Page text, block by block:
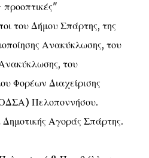
του Δήμου Σπάρτης, της
Ανακύκλωσης, του
του
Φορέων Διαχείρισης
Πελοποννήσου.
Αγοράς Σπάρτης.